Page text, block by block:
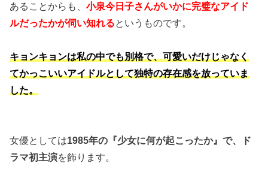
あることからも、小泉今日子さんがいかに完璧なアイド
ルだったかが伺い知れるというものです。
キョンキョンは私の中でも別格で、可愛いだけじゃなく
てかっこいいアイドルとして独特の存在感を放っていま
した。
女優としては1985年の『少女に何が起こったか』で、ド
ラマ初主演を飾ります。